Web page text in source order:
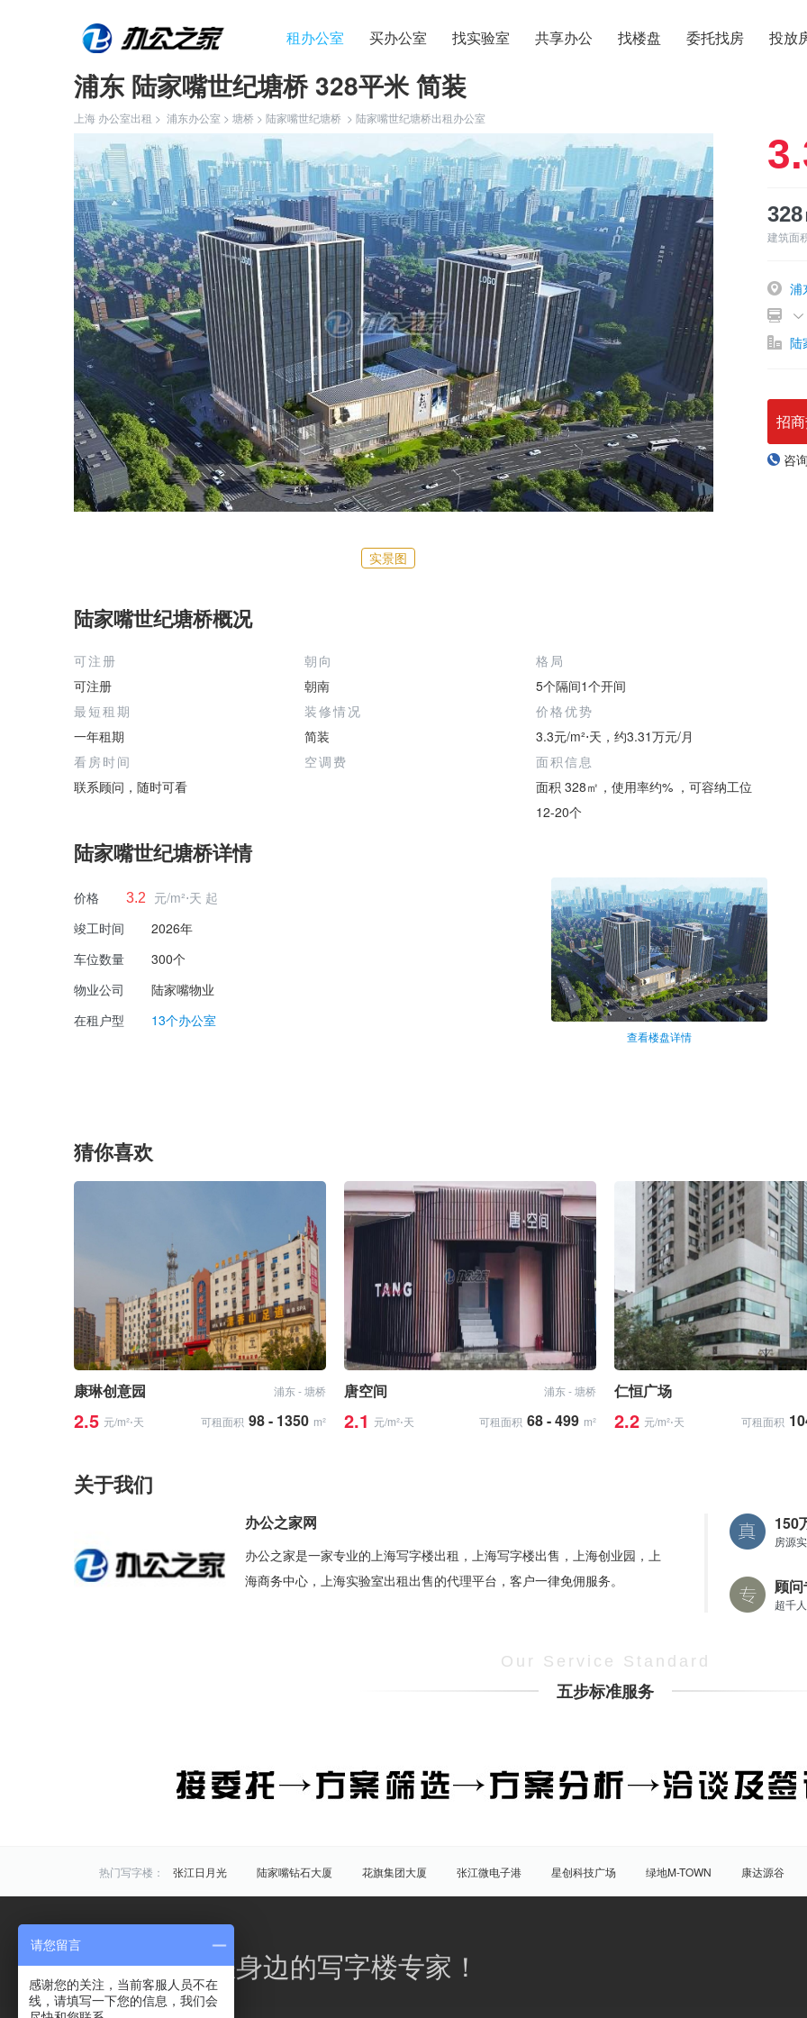
租办公室 买办公室 找实验室 共享办公 找楼盘 委托找房 投放
浦东 陆家嘴世纪塘桥 328平米 简装
上海 办公室出租 > 浦东办公室 > 塘桥 > 陆家嘴世纪塘桥 > 陆家嘴世纪塘桥出租办公室
实景图
建筑面
浦
陆
招
咨
陆家嘴世纪塘桥概况
可注册
可注册
朝向
朝南
格局
5个隔间1个开间
最短租期
一年租期
装修情况
简装
价格优势
3.3元/m²⋅天，约3.31万元/月
看房时间
联系顾问，随时可看
空调费
面积信息
面积 328㎡，使用率约% ，可容纳工位
12-20个
陆家嘴世纪塘桥详情
价格 3.2
元/m²⋅天 起
竣工时间
2026年
车位数量
300个
物业公司
陆家嘴物业
在租户型
13个办公室
查看楼盘详情
猜你喜欢
康琳创意园 浦东 - 塘桥
2.5 元/m²⋅天 可租面积 98 - 1350 m²
唐空间 浦东 - 塘桥
2.1 元/m²⋅天 可租面积 68 - 499 m²
仁恒广场
2.2 元/m²⋅天 可租面积
关于我们
办公之家网
办公之家是一家专业的上海写字楼出租，上海写字楼出售，上海创业园，上
海商务中心，上海实验室出租出售的代理平台，客户一律免佣服务。
150
房源
顾
超千
Our Service Standard
五步标准服务
热门写字楼： 张江日月光 陆家嘴钻石大厦 花旗集团大厦 张江微电子港 星创科技广场 绿地M-TOWN
康达源谷
炬芯研发大楼
佑越国际 张江海趣园 盛大天地源创谷 豪威科技园（张江乐业天地） 张江海豚湾
原
黄浦 徐汇 静安 普陀
商圈写字楼： 曹杨路 金山 陆家嘴 静安寺 八佰伴
曹家渡
办公之家，您身边的写字楼专家！
请您留言
感谢您的关注，当前客服人员不在
线，请填写一下您的信息，我们会